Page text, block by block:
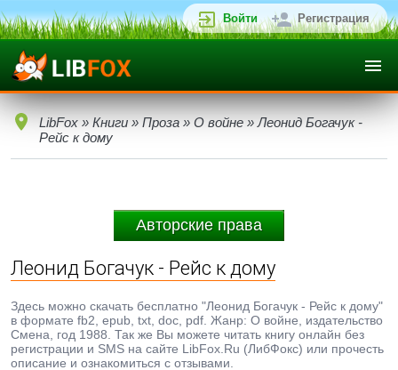
Войти Регистрация
LibFox » Книги » Проза » О войне » Леонид Богачук -
Рейс к дому
Авторские права
Леонид Богачук - Рейс к дому
Здесь можно скачать бесплатно "Леонид Богачук - Рейс к дому"
в формате fb2, epub, txt, doc, pdf. Жанр: О войне, издательство
Смена, год 1988. Так же Вы можете читать книгу онлайн без
регистрации и SMS на сайте LibFox.Ru (ЛибФокс) или прочесть
описание и ознакомиться с отзывами.